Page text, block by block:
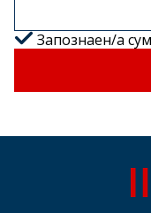
Запознаен/а
повлечам оваа
дека согласноста